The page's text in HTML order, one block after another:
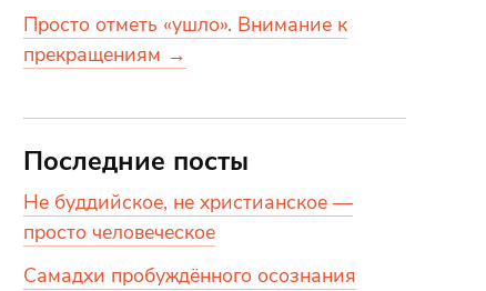
Просто отметь «ушло». Внимание к
прекращениям →
Последние посты
Не буддийское, не христианское —
просто человеческое
Самадхи пробуждённого осознания